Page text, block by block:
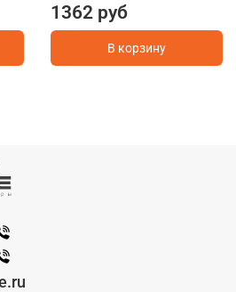
1362 руб
В корзину